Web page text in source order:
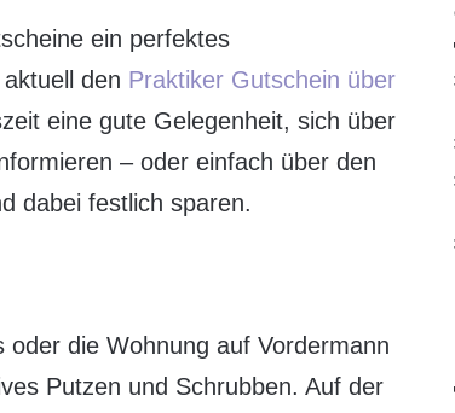
ein perfektes
den Praktiker Gutschein über
eine gute Gelegenheit, sich über
– oder einfach über den
dabei festlich sparen.
die Wohnung auf Vordermann
Putzen und Schrubben. Auf der